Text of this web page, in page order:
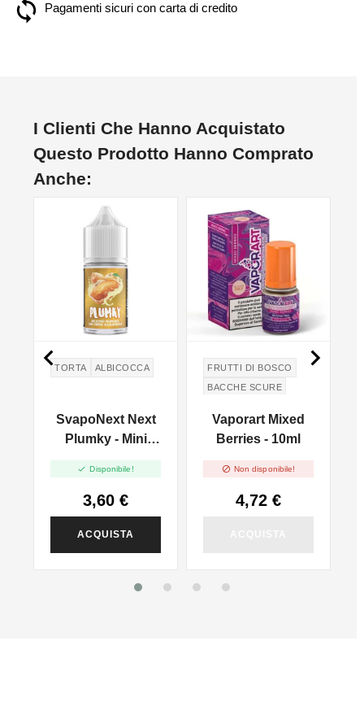
Pagamenti sicuri con carta di credito
I Clienti Che Hanno Acquistato
Questo Prodotto Hanno Comprato
Anche:
TORTA ALBICOCCA
SvapoNext Next
Plumky - Mini
 Disponibile!
3,60 €
ACQUISTA
FRUTTI DI BOSCO
BACCHE SCURE
BACCHE ROSSE
Vaporart Mixed
Berries - 10ml
 Non disponibile!
4,72 €
 